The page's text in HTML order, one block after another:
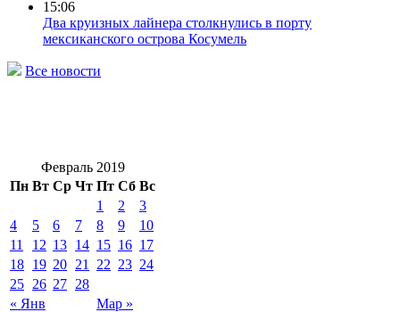
15:06
Два круизных лайнера столкнулись в порту
мексиканского острова Косумель
Все новости
Февраль 2019
Пн Вт Ср Чт Пт Сб Вс
« Янв Мар »
1 2
3
4
5 6 7 8 9
10
11
12 13 14 15 16 17
18 19 20 21 22 23 24
25 26 27 28